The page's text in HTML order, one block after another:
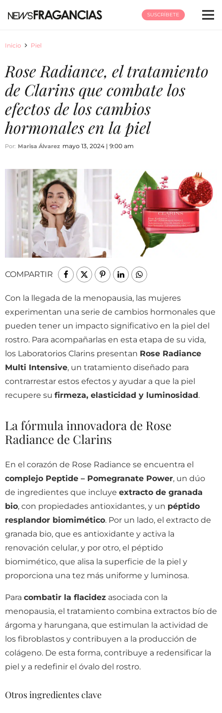
SUSCRÍBETE
Inicio Piel
Rose Radiance, el tratamiento
de Clarins que combate los
efectos de los cambios
hormonales en la piel
Por: Marisa Álvarez mayo 13, 2024 | 9:00 am
COMPARTIR
Con la llegada de la menopausia, las mujeres
experimentan una serie de cambios hormonales que
pueden tener un impacto significativo en la piel del
rostro. Para acompañarlas en esta etapa de su vida,
los Laboratorios Clarins presentan Rose Radiance
Multi Intensive, un tratamiento diseñado para
contrarrestar estos efectos y ayudar a que la piel
recupere su firmeza, elasticidad y luminosidad.
La fórmula innovadora de Rose
Radiance de Clarins
En el corazón de Rose Radiance se encuentra el
complejo Peptide – Pomegranate Power, un dúo
de ingredientes que incluye extracto de granada
bio, con propiedades antioxidantes, y un péptido
resplandor biomimético. Por un lado, el extracto de
granada bio, que es antioxidante y activa la
renovación celular, y por otro, el péptido
biomimético, que alisa la superficie de la piel y
proporciona una tez más uniforme y luminosa.
Para combatir la flacidez asociada con la
menopausia, el tratamiento combina extractos bío de
árgoma y harungana, que estimulan la actividad de
los fibroblastos y contribuyen a la producción de
colágeno. De esta forma, contribuye a redensificar la
piel y a redefinir el óvalo del rostro.
Otros ingredientes clave